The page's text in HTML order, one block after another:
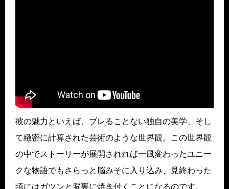
彼の魅力といえば、ブレることない独自の美学、そし
て緻密に計算された芸術のような世界観。この世界観
の中でストーリーが展開されれば一風変わったユニー
クな物語でもさらっと脳みそに入り込み、見終わった
頃にはガツンと脳裏に焼き付くことになるのです。